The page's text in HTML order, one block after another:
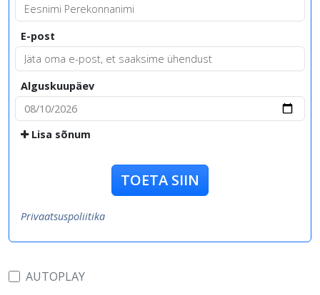
E-post
Alguskuupäev
Lisa sõnum
TOETA SIIN
Privaatsuspoliitika
AUTOPLAY